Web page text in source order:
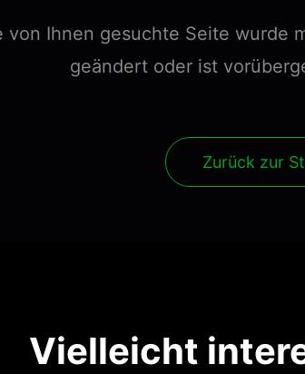
von Ihnen gesuchte Seite wurde
geändert oder ist
Zurück zur
Vielleicht